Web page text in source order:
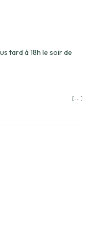
tard à 18h le soir de
[ ... ]